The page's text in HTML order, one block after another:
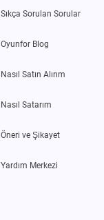
Sıkça Sorulan Sorular
Oyunfor Blog
Nasıl Satın Alırım
Nasıl Satarım
Öneri ve Şikayet
Yardım Merkezi